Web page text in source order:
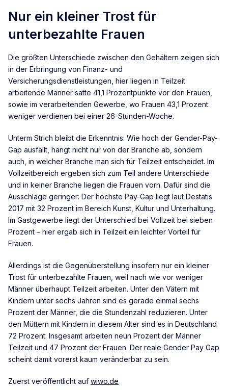
Nur ein kleiner Trost für
unterbezahlte Frauen
Die größten Unterschiede zwischen den Gehältern zeigen sich
in der Erbringung von Finanz- und
Versicherungsdienstleistungen, hier liegen in Teilzeit
arbeitende Männer satte 41,1 Prozentpunkte vor den Frauen,
sowie im verarbeitenden Gewerbe, wo Frauen 43,1 Prozent
weniger verdienen bei einer 26-Stunden-Woche.
Unterm Strich bleibt die Erkenntnis: Wie hoch der Gender-Pay-
Gap ausfällt, hängt nicht nur von der Branche ab, sondern
auch, in welcher Branche man sich für Teilzeit entscheidet. Im
Vollzeitbereich ergeben sich zum Teil andere Unterschiede
und in keiner Branche liegen die Frauen vorn. Dafür sind die
Ausschläge geringer: Der höchste Pay-Gap liegt laut Destatis
2017 mit 32 Prozent im Bereich Kunst, Kultur und Unterhaltung.
Im Gastgewerbe liegt der Unterschied bei Vollzeit bei sieben
Prozent – hier ergab sich in Teilzeit ein leichter Vorteil für
Frauen.
Allerdings ist die Gegenüberstellung insofern nur ein kleiner
Trost für unterbezahlte Frauen, weil nach wie vor weniger
Männer überhaupt Teilzeit arbeiten. Unter den Vätern mit
Kindern unter sechs Jahren sind es gerade einmal sechs
Prozent der Männer, die die Stundenzahl reduzieren. Unter
den Müttern mit Kindern in diesem Alter sind es in Deutschland
72 Prozent. Insgesamt arbeiten neun Prozent der Männer
Teilzeit und 47 Prozent der Frauen. Der reale Gender Pay Gap
scheint damit vorerst kaum veränderbar zu sein.
Zuerst veröffentlicht auf wiwo.de